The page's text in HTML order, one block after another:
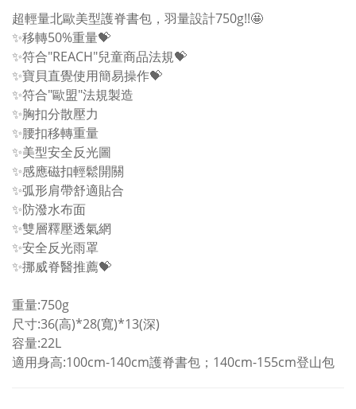
超輕量北歐美型護脊書包，羽量設計750g!!🤩
✨移轉50%重量💝
✨符合"REACH"兒童商品法規💝
✨寶貝直覺使用簡易操作💝
✨符合"歐盟"法規製造
✨胸扣分散壓力
✨腰扣移轉重量
✨美型安全反光圖
✨感應磁扣輕鬆開關
✨弧形肩帶舒適貼合
✨防潑水布面
✨雙層釋壓透氣網
✨安全反光雨罩
✨挪威脊醫推薦💝
重量:750g
尺寸:36(高)*28(寬)*13(深)
容量:22L
適用身高:100cm-140cm護脊書包；140cm-155cm登山包